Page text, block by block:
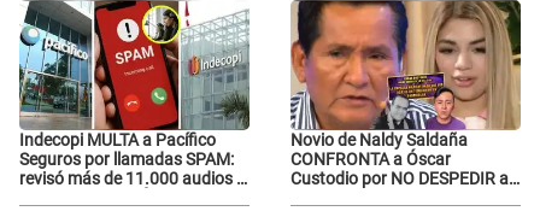
Indecopi MULTA a Pacífico
Seguros por llamadas SPAM:
revisó más de 11.000 audios y
Novio de Naldy Saldaña
CONFRONTA a Óscar
Custodio por NO DESPEDIR a